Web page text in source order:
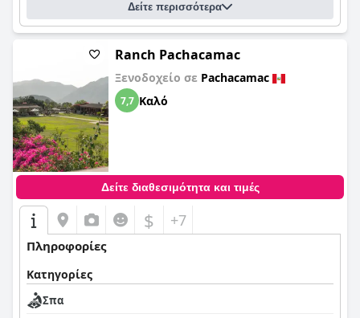
Δείτε περισσότερα
Ranch Pachacamac
Ξενοδοχείο σε Pachacamac
7,7 Καλό
Δείτε διαθεσιμότητα και τιμές
$ +7
Πληροφορίες
Κατηγορίες
Σπα